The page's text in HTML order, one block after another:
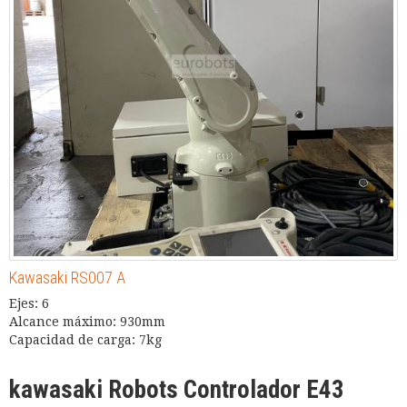
Kawasaki RS007 A
Ejes: 6
Alcance máximo: 930mm
Capacidad de carga: 7kg
kawasaki Robots Controlador E43